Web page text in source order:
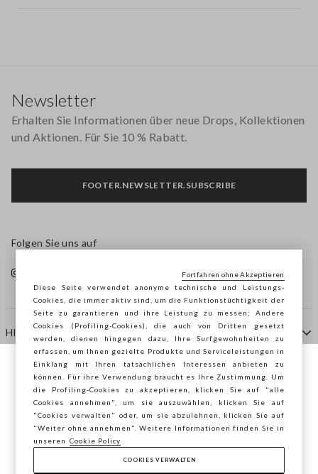
HILFE
AGENTUR
KONTAKTE
Newsletter
Erhalten Sie Informationen über neue Drops, Kollektionen
und Aktionen. Für Sie 10 % Rabatt.
FOOTER.NEWSLETTER.SUBSCRIBE
Folgen Sie uns auf
Sie surfen auf der Seite von STEFANEL
Deutschland, möchten Sie Ihren Standort
speichern?
BESTÄTIGEN
Diese Seite verwendet anonyme technische und Leistungs-
Cookies, die immer aktiv sind, um die Funktionstüchtigkeit der
Seite zu garantieren und ihre Leistung zu messen; Andere
Cookies (Profiling-Cookies), die auch von Dritten gesetzt
werden, dienen hingegen dazu, Ihre Surfgewohnheiten zu
erfassen, um Ihnen gezielte Produkte und Serviceleistungen in
Einklang mit Ihren tatsächlichen Interessen anbieten zu
können. Für ihre Verwendung braucht es Ihre Zustimmung. Um
die Profiling-Cookies zu akzeptieren, klicken Sie auf "alle
Cookies annehmen", um sie auszuwählen, klicken Sie auf
"Cookies verwalten" oder, um sie abzulehnen, klicken Sie auf
"Weiter ohne annehmen". Weitere Informationen finden Sie in
unseren
Cookie Policy
COOKIES VERWALTEN
Fortfahren ohne Akzeptieren